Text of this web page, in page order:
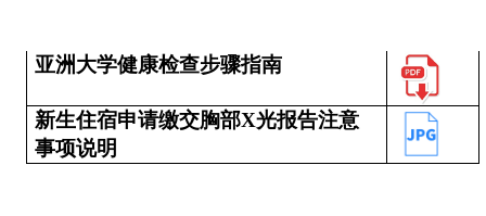
亚洲大学健康检查步骤指南
新生住宿申请缴交胸部X光报告注意
事项说明